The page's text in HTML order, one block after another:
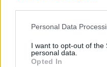
Personal Data
I want to opt-out of the
personal data.
Opted In
ΠΕΡΙΣΣΌΤΕΡΑ ΣΕ